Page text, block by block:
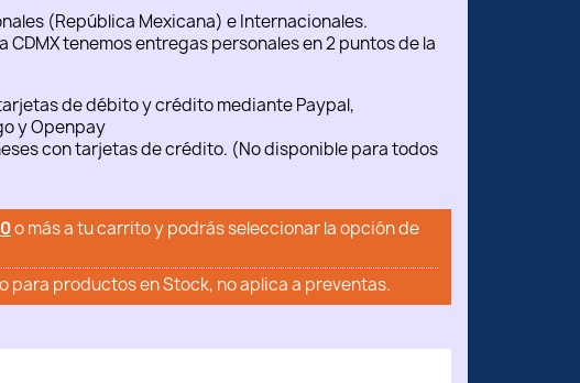
(República Mexicana) e Internacionales.
CDMX tenemos entregas personales en 2 puntos de la
de débito y crédito mediante Paypal,
y Openpay
con tarjetas de crédito. (No disponible para todos
o más a tu carrito y podrás seleccionar la opción de
para productos en Stock, no aplica a preventas.